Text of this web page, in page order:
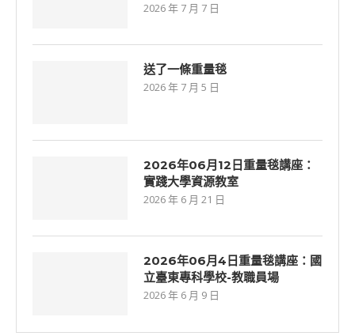
2026 年 7 月 7 日
送了一條重量毯
2026 年 7 月 5 日
2026年06⽉12⽇重量毯講座：
實踐大學資源教室
2026 年 6 月 21 日
2026年06月4日重量毯講座：國
立臺東專科學校-教職員場
2026 年 6 月 9 日